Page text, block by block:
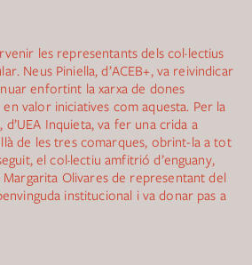
les representants dels col·lectius
Neus Piniella, d’ACEB+, va reivindicar
enfortint la xarxa de dones
valor iniciatives com aquesta. Per la
d’UEA Inquieta, va fer una crida a
de les tres comarques, obrint-la a tot
el col·lectiu amfitrió d’enguany,
Margarita Olivares de representant del
institucional i va donar pas a